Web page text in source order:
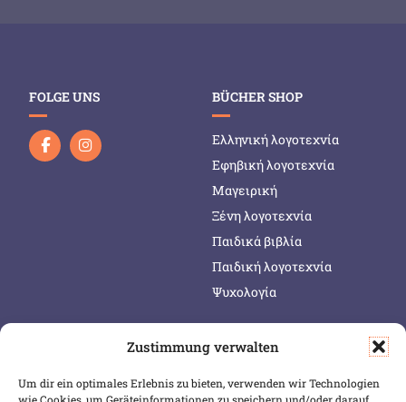
Zustimmung verwalten
Um dir ein optimales Erlebnis zu bieten, verwenden wir Technologien
FOLGE UNS BÜCHER SHOP
Ελληνική λογοτεχνία
Εφηβική λογοτεχνία
Μαγειρική
Ξένη λογοτεχνία
Παιδικά βιβλία
Παιδική λογοτεχνία
Ψυχολογία
SERVICE & INFOS
Warenkorb
SICHER BEZAHLEN